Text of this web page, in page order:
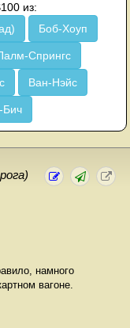
из:
Боб-Хоуп
Спрингс
Ван-Нэйс
Бич
намного
вагоне.